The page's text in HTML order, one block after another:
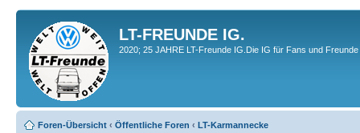
LT-FREUNDE IG.
2020; 25 JAHRE LT-Freunde IG.Die IG für Fans und
Foren-Übersicht ‹ Öffentliche Foren ‹ LT-Karmannecke